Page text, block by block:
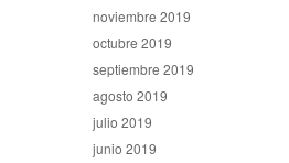
noviembre 2019
octubre 2019
septiembre 2019
agosto 2019
julio 2019
junio 2019